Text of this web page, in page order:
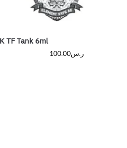
TF Tank 6ml
ر.س100.00